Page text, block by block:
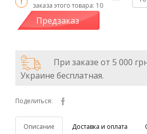
заказа этого товара: 10
Предзаказ
При заказе от 5 000
Украине бесплатная.
Поделиться:
Описание Доставка и оплата